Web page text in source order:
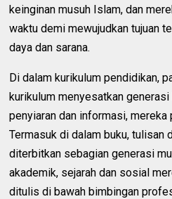
keinginan musuh Islam, dan
waktu demi mewujudkan tujuan
daya dan sarana.
Di dalam kurikulum pendidikan,
kurikulum menyesatkan
penyiaran dan informasi, mereka
Termasuk di dalam buku, tulisan
diterbitkan sebagian generasi
akademik, sejarah dan sosial
ditulis di bawah bimbingan